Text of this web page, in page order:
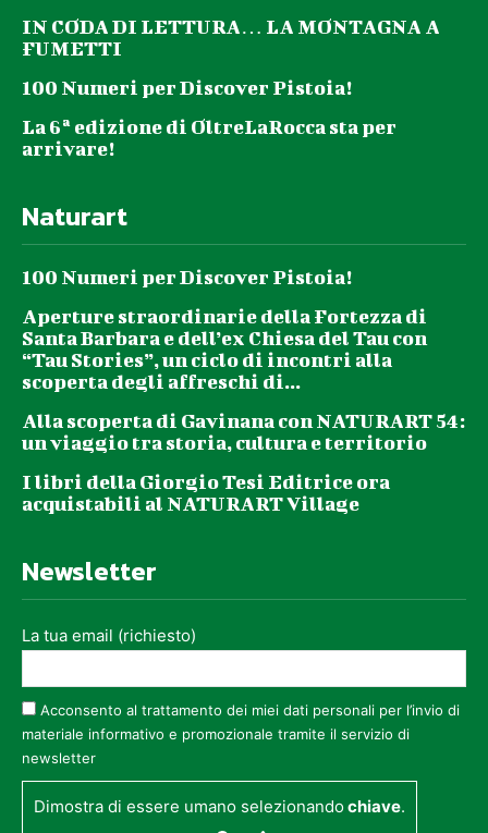
IN CODA DI LETTURA… LA MONTAGNA A
FUMETTI
100 Numeri per Discover Pistoia!
La 6ª edizione di OltreLaRocca sta per
arrivare!
Naturart
100 Numeri per Discover Pistoia!
Aperture straordinarie della Fortezza di
Santa Barbara e dell’ex Chiesa del Tau con
“Tau Stories”, un ciclo di incontri alla
scoperta degli affreschi di...
Alla scoperta di Gavinana con NATURART 54:
un viaggio tra storia, cultura e territorio
I libri della Giorgio Tesi Editrice ora
acquistabili al NATURART Village
Newsletter
La tua email (richiesto)
Acconsento al trattamento dei miei dati personali per l’invio di
materiale informativo e promozionale tramite il servizio di
newsletter
Dimostra di essere umano selezionandochiave.